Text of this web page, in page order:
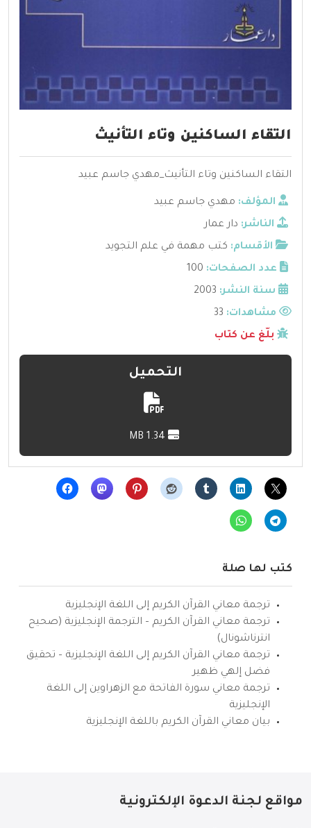
التقاء الساكنين وتاء التأنيث
التقاء الساكنين وتاء التأنيث_مهدي جاسم عبيد
المؤلف: مهدي جاسم عبيد
الناشر: دار عمار
الأقسام: كتب مهمة في علم التجويد
عدد الصفحات: 100
سنة النشر: 2003
مشاهدات:
بلّغ عن كتاب
التحميل
كتب لها صلة
ترجمة معاني القرآن الكريم إلى اللغة الإنجليزية
ترجمة معاني القرآن الكريم – الترجمة الإنجليزية (صحيح
انترناشونال)
ترجمة معاني القرآن الكريم إلى اللغة الإنجليزية – تحقيق
فضل إلهي ظهير
ترجمة معاني سورة الفاتحة مع الزهراوين إلى اللغة
الإنجليزية
بيان معاني القرآن الكريم باللغة الإنجليزية
مواقع لجنة الدعوة الإلكترونية